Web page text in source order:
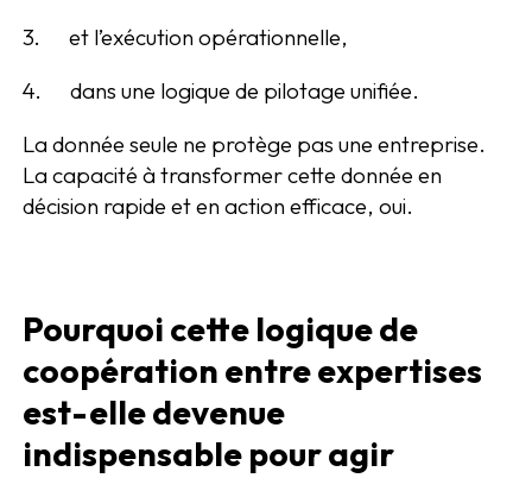
3. et l’exécution opérationnelle,
4. dans une logique de pilotage unifiée.
La donnée seule ne protège pas une entreprise.
La capacité à transformer cette donnée en
décision rapide et en action efficace, oui.
Pourquoi cette logique de
coopération entre expertises
est-elle devenue
indispensable pour agir